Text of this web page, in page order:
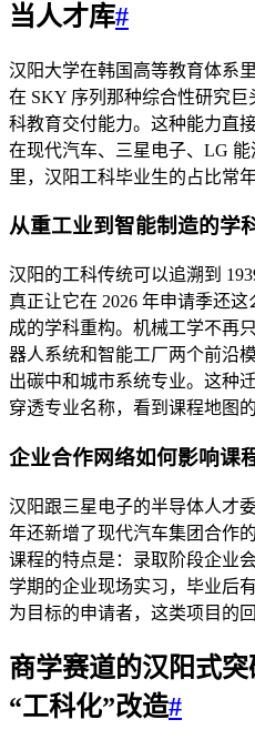
当人才库#
汉阳大学在韩国高等教育体
在 SKY 序列那种综合性研究
科教育交付能力。这种能力直
在现代汽车、三星电子、LG
里，汉阳工科毕业生的占比常
从重工业到智能制造的学
汉阳的工科传统可以追溯到
真正让它在 2026 年申请季还
成的学科重构。机械工学不再
器人系统和智能工厂两个前沿
出碳中和城市系统专业。这种
穿透专业名称，看到课程地图
企业合作网络如何影响课
汉阳跟三星电子的半导体人才
年还新增了现代汽车集团合作
课程的特点是：录取阶段企业
学期的企业现场实习，毕业后
为目标的申请者，这类项目的
商学赛道的汉阳式
“工科化”改造#